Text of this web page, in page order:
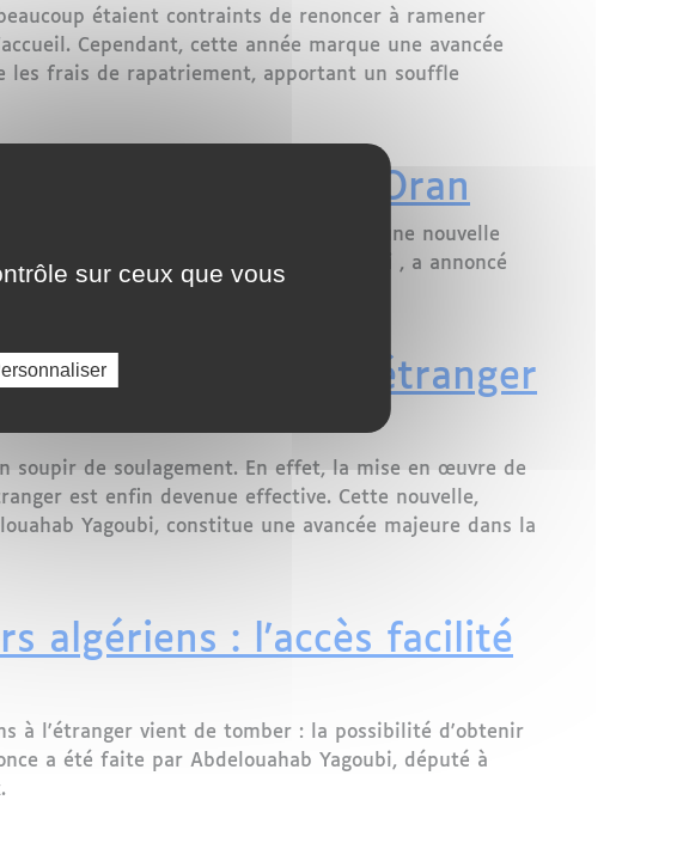
étaient contraints de renoncer à ramener
Cependant, cette année marque une avancée
les frais de rapatriement, apportant un souffle
Un Nouveau Souffle pour la Diaspora
entre Metz et Oran
en direction de la France en ouvrant une nouvelle
de l'émigration,
, a annoncé
de mars à octobre.
décédés à l’étranger
soupir de soulagement. En effet, la mise en œuvre de
est enfin devenue effective. Cette nouvelle,
Yagoubi, constitue une avancée majeure dans la
algériens : l'accès facilité
à l'étranger vient de tomber : la possibilité d'obtenir
a été faite par Abdelouahab Yagoubi, député à
sur ceux que vous